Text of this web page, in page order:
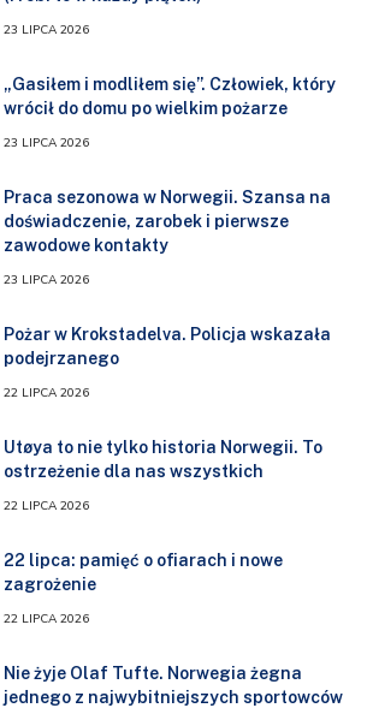
23 LIPCA 2026
„Gasiłem i modliłem się”. Człowiek, który
wrócił do domu po wielkim pożarze
23 LIPCA 2026
Praca sezonowa w Norwegii. Szansa na
doświadczenie, zarobek i pierwsze
zawodowe kontakty
23 LIPCA 2026
Pożar w Krokstadelva. Policja wskazała
podejrzanego
22 LIPCA 2026
Utøya to nie tylko historia Norwegii. To
ostrzeżenie dla nas wszystkich
22 LIPCA 2026
22 lipca: pamięć o ofiarach i nowe
zagrożenie
22 LIPCA 2026
Nie żyje Olaf Tufte. Norwegia żegna
jednego z najwybitniejszych sportowców